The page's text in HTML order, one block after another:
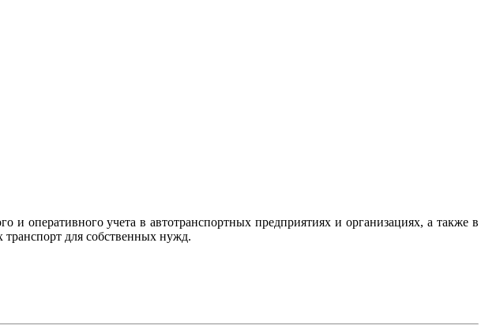
и оперативного учета в автотранспортных предприятиях и организациях, а также в
для собственных нужд.